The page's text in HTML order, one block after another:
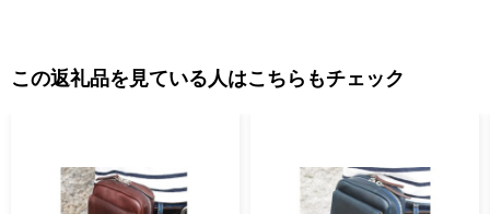
この返礼品を見ている人はこちらもチェック